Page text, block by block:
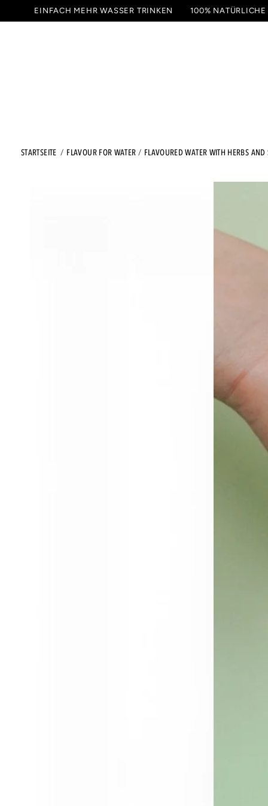
INHALT
SPRINGEN
EINFACH MEHR WASSER TRINKEN 100% NATÜRLICHE
GETRÄNKE
STARTSEITE FLAVOUR FOR WATER FLAVOURED WATER WITH HERBS AND